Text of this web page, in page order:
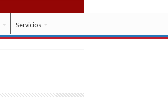
Servicios